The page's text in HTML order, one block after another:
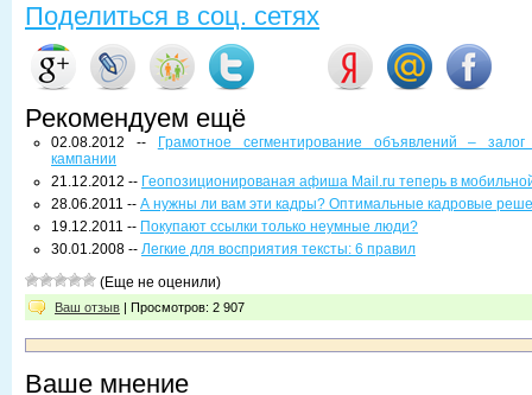
Поделиться в соц. сетях
Рекомендуем ещё
02.08.2012 --
Грамотное сегментирование объявлений –
кампании
21.12.2012 -- Геопозиционированая афиша Mail.ru теперь в
28.06.2011 -- А нужны ли вам эти кадры? Оптимальные кадровые
19.12.2011 -- Покупают ссылки только неумные люди?
30.01.2008 -- Легкие для восприятия тексты: 6 правил
(Еще не оценили)
Ваш отзыв | Просмотров: 2 907
Ваше мнение